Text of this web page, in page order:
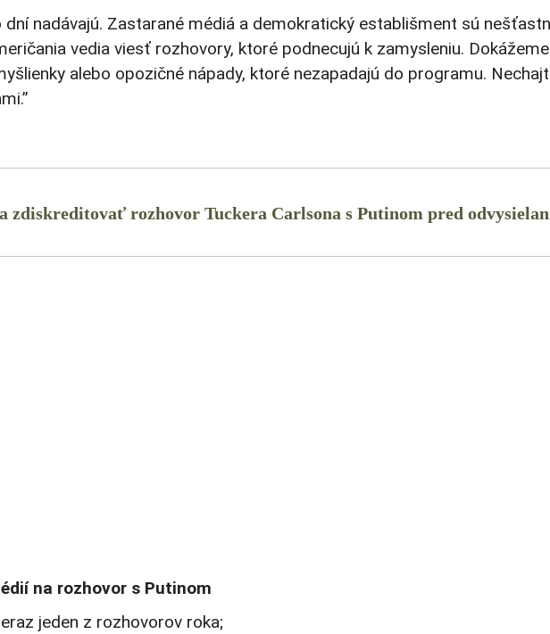
dní nadávajú. Zastarané médiá a demokratický establišment sú
vedia viesť rozhovory, ktoré podnecujú k zamysleniu. Dokážeme
alebo opozičné nápady, ktoré nezapadajú do programu.
zdiskreditovať rozhovor Tuckera Carlsona s Putinom pred
na rozhovor s Putinom
jeden z rozhovorov roka;